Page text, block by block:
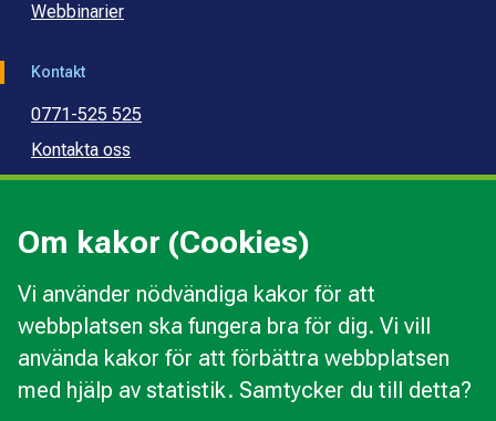
Om kakor (Cookies)
Vi använder nödvändiga kakor för att
webbplatsen ska fungera bra för dig. Vi vill
använda kakor för att förbättra webbplatsen
med hjälp av statistik. Samtycker du till detta?
Webbinarier
Kontakt
0771-525 525
Kontakta oss
Press
Kommunal budget- och skuldrådgivning
Om webbplatsen